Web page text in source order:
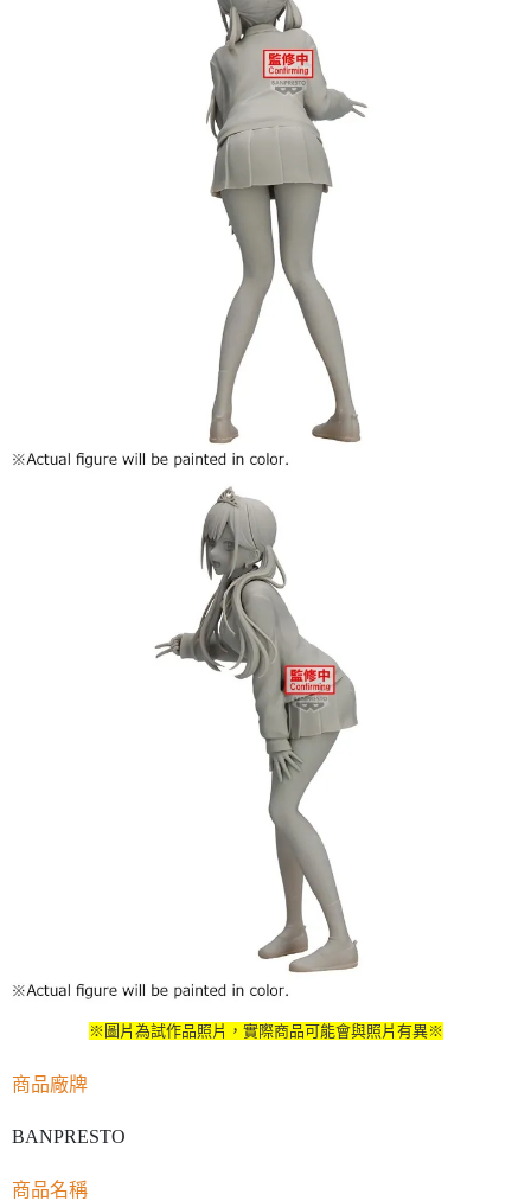
※圖片為試作品照片，實際商品可能會與照片有異※
商品廠牌
BANPRESTO
商品名稱